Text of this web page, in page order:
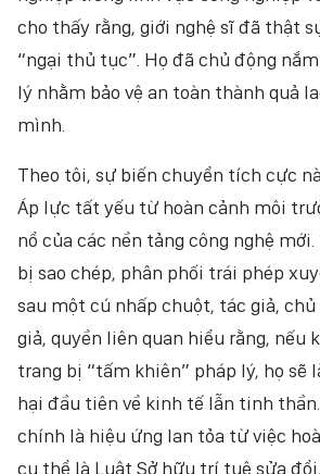
cho thấy rằng, giới nghệ sĩ đã thật
“ngại thủ tục”. Họ đã chủ động
lý nhằm bảo vệ an toàn thành quả
mình.
Theo tôi, sự biến chuyển tích cực
Áp lực tất yếu từ hoàn cảnh môi
nổ của các nền tảng công nghệ
bị sao chép, phân phối trái phép
sau một cú nhấp chuột, tác giả,
giả, quyền liên quan hiểu rằng, nếu
trang bị “tấm khiên” pháp lý, họ sẽ
hại đầu tiên về kinh tế lẫn tinh
chính là hiệu ứng lan tỏa từ việc
cụ thể là Luật Sở hữu trí tuệ sửa